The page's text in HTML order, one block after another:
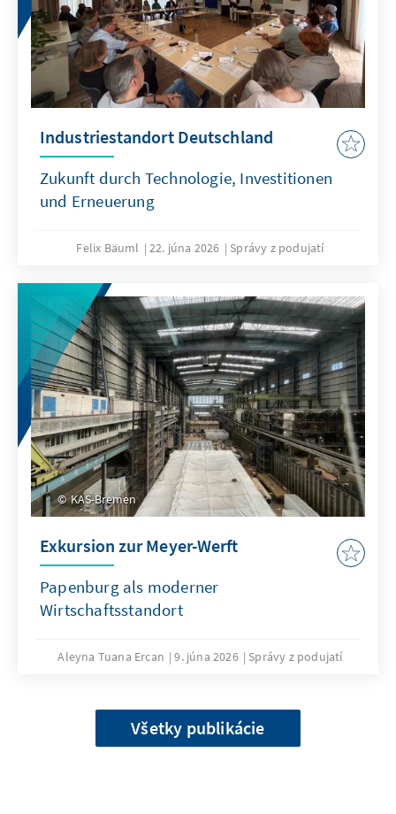
Industriestandort Deutschland
Zukunft durch Technologie, Investitionen
und Erneuerung
Felix Bäuml 22. júna 2026 Správy z podujatí
KAS-Bremen
Exkursion zur Meyer-Werft
Papenburg als moderner
Wirtschaftsstandort
Aleyna Tuana Ercan 9. júna 2026 Správy z podujatí
Všetky publikácie